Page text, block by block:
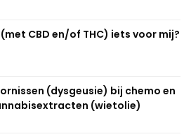
CBD en/of THC) iets voor mij?
(dysgeusie) bij chemo en
(wietolie)